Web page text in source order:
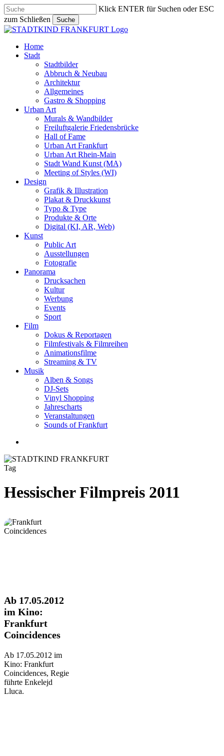
Skip
to
main
content
Klick ENTER für Suchen oder ESC
zum Schließen
Suche
Close
search
Menu
Home
Stadt
Stadtbilder
Abbruch & Neubau
Architektur
Allgemeines
Gastro & Shopping
Urban Art
Murals & Wandbilder
Freiluftgalerie Friedensbrücke
Hall of Fame
Urban Art Frankfurt
Urban Art Rhein-Main
Stadt Wand Kunst (MA)
Meeting of Styles (WI)
Design
Grafik & Illustration
Plakat & Druckkunst
Typo & Type
Produkte & Orte
Digital (KI, AR, Web)
Kunst
Public Art
Ausstellungen
Fotografie
Panorama
Drucksachen
Kultur
Werbung
Events
Sport
Film
Dokus & Reportagen
Filmfestivals & Filmreihen
Animationsfilme
Streaming & TV
Musik
Alben & Songs
DJ-Sets
Vinyl Shopping
Jahrescharts
Veranstaltungen
Sounds of Frankfurt
Tag
Hessischer Filmpreis 2011
Ab
17.05.2012
im
Kino:
Frankfurt
Ab 17.05.2012
im Kino:
Frankfurt
Coincidences
Ab 17.05.2012 im
Kino: Frankfurt
Coincidences, Regie
führte Enkelejd
Lluca.